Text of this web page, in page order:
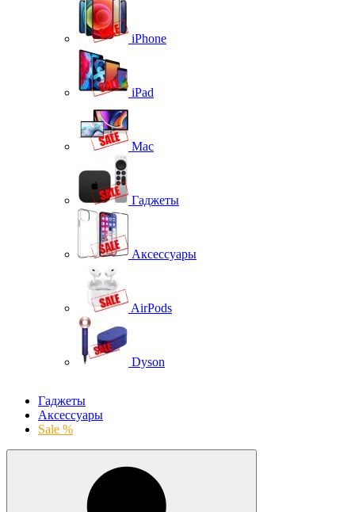
iPhone
iPad
Mac
Гаджеты
Аксессуары
AirPods
Dyson
Гаджеты
Аксессуары
Sale %